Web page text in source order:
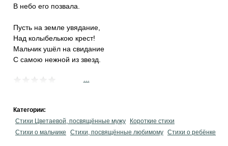
В небо его позвала.
Пусть на земле увядание,
Над колыбелькою крест!
Мальчик ушёл на свидание
С самою нежной из звезд.
Категории:
Стихи Цветаевой, посвящённые мужу
Короткие стихи
Стихи о мальчике
Стихи, посвящённые любимому Стихи о ребёнке